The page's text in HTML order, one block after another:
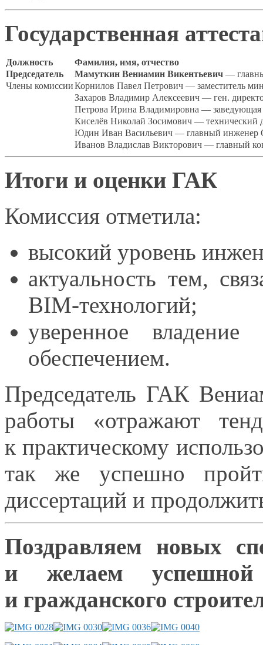
Государственная
Должность
Фамилия, имя, отчество
Председатель
Мамуткин Вениамин Викентьевич —
Члены комиссииКорнилов Павел Петрович — заместитель
Захаров Владимир Алексеевич — ген.
Петрова Ирина Владимировна — заведующая
Киселёв Николай Зосимович — технический
Юдин Иван Васильевич — главный инженер
Иванов Владислав Викторович — главный
Итоги и оценки ГАК
Комиссия отметила:
высокий уровень
актуальность тем,
BIM-технологий;
уверенное
обеспечением.
Председатель ГАК
работы «отражают
к практическому
так же успешно
диссертаций и
Поздравляем новых
и желаем
и гражданского